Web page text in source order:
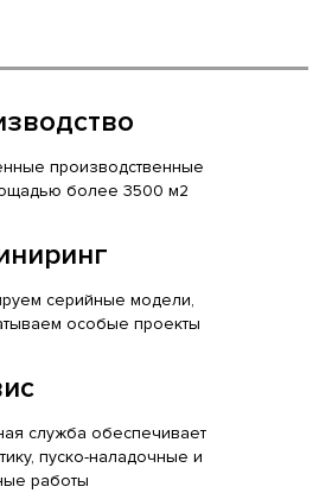
производственные
более 3500 м2
серийные модели,
особые проекты
служба обеспечивает
пуско-наладочные и
работы